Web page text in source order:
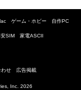
ゲーム・ホビー 自作PC
SIM 家電ASCII
わせ 広告掲載
Inc. 2026